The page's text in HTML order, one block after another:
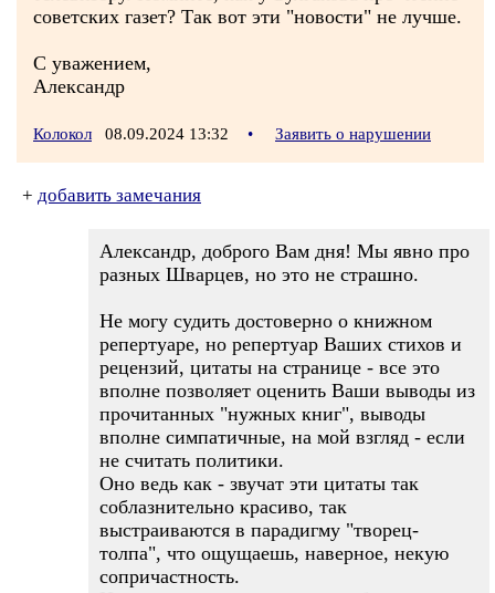
советских газет? Так вот эти "новости" не лучше.
С уважением,
Александр
Колокол 08.09.2024 13:32 • Заявить о нарушении
+ добавить замечания
Александр, доброго Вам дня! Мы явно про
разных Шварцев, но это не страшно.
Не могу судить достоверно о книжном
репертуаре, но репертуар Ваших стихов и
рецензий, цитаты на странице - все это
вполне позволяет оценить Ваши выводы из
прочитанных "нужных книг", выводы
вполне симпатичные, на мой взгляд - если
не считать политики.
Оно ведь как - звучат эти цитаты так
соблазнительно красиво, так
выстраиваются в парадигму "творец-
толпа", что ощущаешь, наверное, некую
сопричастность.